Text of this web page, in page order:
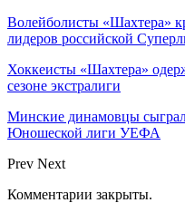
Волейболисты «Шахтера»
лидеров российской
Хоккеисты «Шахтера»
сезоне экстралиги
Минские динамовцы
Юношеской лиги УЕФА
Prev Next
Комментарии закрыты.